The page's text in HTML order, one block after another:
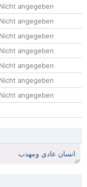
Nicht angegeben
Nicht angegeben
Nicht angegeben
Nicht angegeben
Nicht angegeben
Nicht angegeben
Nicht angegeben
انسان عادي ومهدب